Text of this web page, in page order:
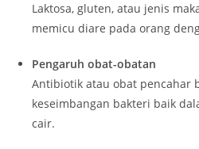
Laktosa, gluten, atau jenis
memicu diare pada orang
Pengaruh obat-obatan
Antibiotik atau obat pencahar
keseimbangan bakteri baik
cair.